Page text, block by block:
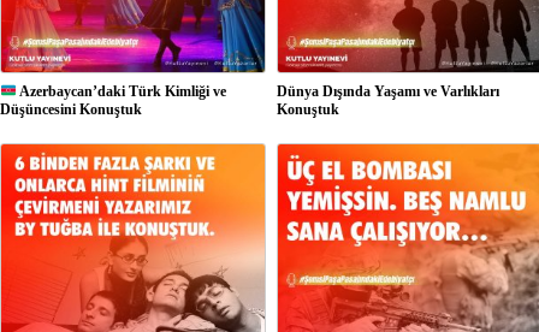
Azerbaycan’daki Türk Kimliği ve
Düşüncesini Konuştuk
Dünya Dışında Yaşamı ve Varlıkları
Konuştuk